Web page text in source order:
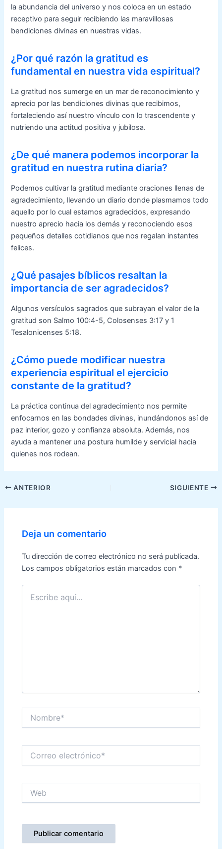
la abundancia del universo y nos coloca en un estado
receptivo para seguir recibiendo las maravillosas
bendiciones divinas en nuestras vidas.
¿Por qué razón la gratitud es
fundamental en nuestra vida espiritual?
La gratitud nos sumerge en un mar de reconocimiento y
aprecio por las bendiciones divinas que recibimos,
fortaleciendo así nuestro vínculo con lo trascendente y
nutriendo una actitud positiva y jubilosa.
¿De qué manera podemos incorporar la
gratitud en nuestra rutina diaria?
Podemos cultivar la gratitud mediante oraciones llenas de
agradecimiento, llevando un diario donde plasmamos todo
aquello por lo cual estamos agradecidos, expresando
nuestro aprecio hacia los demás y reconociendo esos
pequeños detalles cotidianos que nos regalan instantes
felices.
¿Qué pasajes bíblicos resaltan la
importancia de ser agradecidos?
Algunos versículos sagrados que subrayan el valor de la
gratitud son Salmo 100:4-5, Colosenses 3:17 y 1
Tesalonicenses 5:18.
¿Cómo puede modificar nuestra
experiencia espiritual el ejercicio
constante de la gratitud?
La práctica continua del agradecimiento nos permite
enfocarnos en las bondades divinas, inundándonos así de
paz interior, gozo y confianza absoluta. Además, nos
ayuda a mantener una postura humilde y servicial hacia
quienes nos rodean.
Navegación
entradas
ANTERIOR SIGUIENTE
Deja un comentario
Tu dirección de correo electrónico no será publicada.
Los campos obligatorios están marcados con *
Escribe
aquí...
electrónico*